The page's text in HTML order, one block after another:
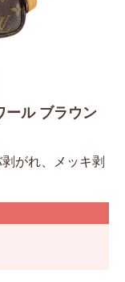
ール ブラウン
がれ、メッキ剥